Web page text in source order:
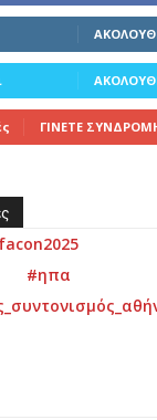
ΓΊΝΕΤΕ
#ηπα